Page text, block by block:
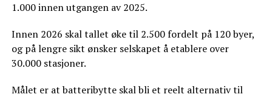
1.000 innen utgangen av 2025.
Innen 2026 skal tallet øke til 2.500 fordelt på 120 byer,
og på lengre sikt ønsker selskapet å etablere over
30.000 stasjoner.
Målet er at batteribytte skal bli et reelt alternativ til